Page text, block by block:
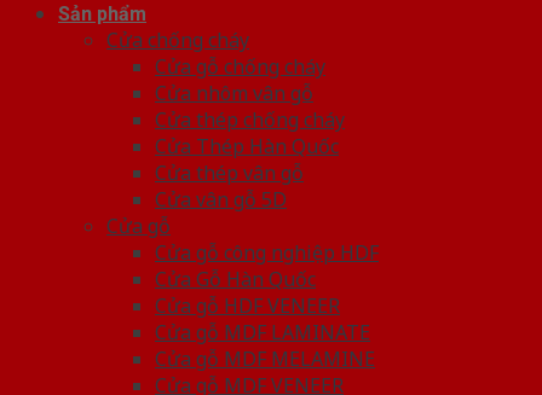
Sản phẩm
Cửa chống cháy
Cửa gỗ chống cháy
Cửa nhôm vân gỗ
Cửa thép chống cháy
Cửa Thép Hàn Quốc
Cửa thép vân gỗ
Cửa vân gỗ 5D
Cửa gỗ
Cửa gỗ công nghiệp HDF
Cửa Gỗ Hàn Quốc
Cửa gỗ HDF VENEER
Cửa gỗ MDF LAMINATE
Cửa gỗ MDF MELAMINE
Cửa gỗ MDF VENEER